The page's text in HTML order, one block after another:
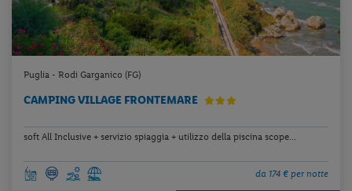
Puglia - Rodi Garganico (FG)
CAMPING VILLAGE FRONTEMARE
soft All Inclusive + servizio spiaggia + utilizzo della piscina scope...
da 174 € per notte